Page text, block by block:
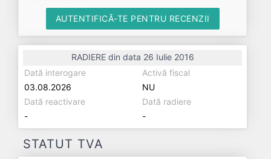
AUTENTIFICĂ-TE PENTRU RECENZII
RADIERE din data 26 Iulie 2016
Dată interogare
03.08.2026
Activă fiscal
NU
Dată reactivare
-
Dată radiere
-
STATUT TVA